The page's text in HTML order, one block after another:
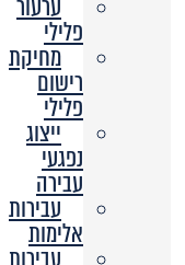
פלילי
מחיקת
רישום
פלילי
ייצוג
נפגעי
עבירה
עבירות
אלימות